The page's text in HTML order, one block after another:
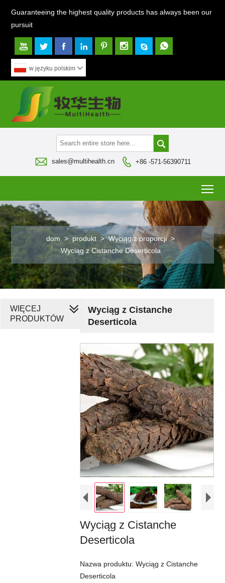
Guaranteeing the highest quality products has always been our
pursuit
       
w języku polskim 

 sales@multihealth.cn  +86 -571-56390711
dom > produkt > Wyciąg z proporcji >
Wyciąg z Cistanche Deserticola
Wyciąg z Cistanche
Deserticola
Wyciąg z Cistanche
Deserticola
Nazwa produktu: Wyciąg z Cistanche
Deserticola
WIĘCEJ
PRODUKTÓW